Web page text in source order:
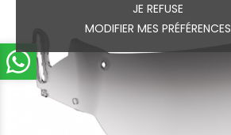
JE REFUSE
MODIFIER MES PRÉFÉRENCES